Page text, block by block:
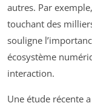
autres. Par
touchant des
souligne
écosystème
interaction.
Une étude récente